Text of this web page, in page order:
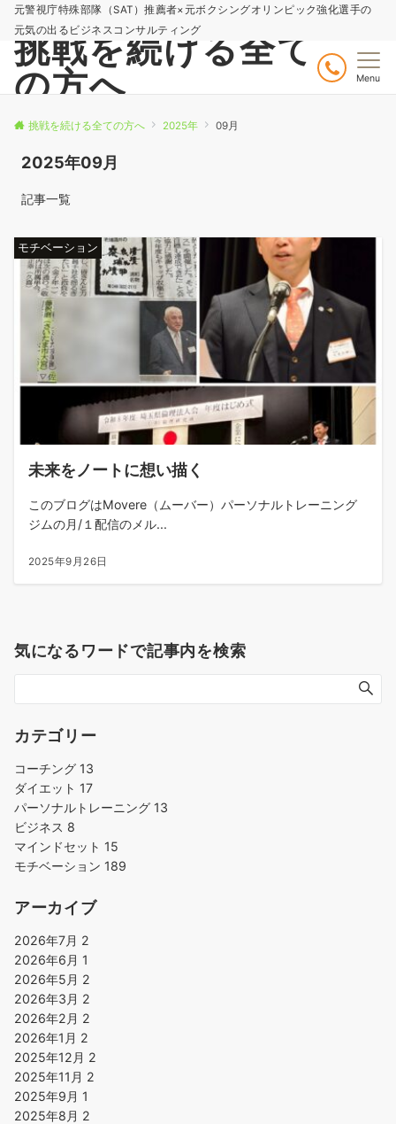
元警視庁特殊部隊（SAT）推薦者×元ボクシングオリンピック強化選手の
元気の出るビジネスコンサルティング
挑戦を続ける全て
の方へ
Menu
挑戦を続ける全ての方へ 2025年 09月
2025年09月
記事一覧
モチベーション
未来をノートに想い描く
このブログはMovere（ムーバー）パーソナルトレーニング
ジムの月/１配信のメル...
2025年9月26日
気になるワードで記事内を検索
カテゴリー
コーチング 13
ダイエット 17
パーソナルトレーニング 13
ビジネス 8
マインドセット 15
モチベーション 189
アーカイブ
2026年7月 2
2026年6月 1
2026年5月 2
2026年3月 2
2026年2月 2
2026年1月 2
2025年12月 2
2025年11月 2
2025年9月 1
2025年8月 2